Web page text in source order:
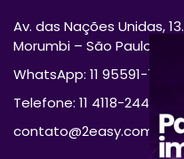
Av. das Nações Unidas,
Morumbi – São Paulo/SP
WhatsApp: 11 95591-7870
Telefone: 11 4118-2444
contato@2easy.com.br